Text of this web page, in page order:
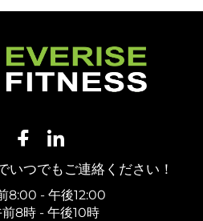
いつでもご連絡ください！
8:00 - 午後12:00
前8時 - 午後10時